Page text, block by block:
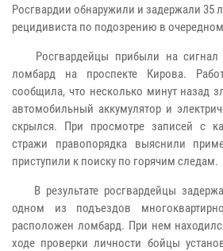
Росгвардии обнаружили и задержали 35
рецидивиста по подозрению в
Росгвардейцы прибыли на сигнал
ломбард на проспекте Кирова.
сообщила, что несколько минут назад
автомобильный аккумулятор и
скрылся. При просмотре записей с
стражи правопорядка выяснили
приступили к поиску по горячим следам.
В результате росгвардейцы
одном из подъездов
расположен ломбард. При нем
ходе проверки личности бойцы